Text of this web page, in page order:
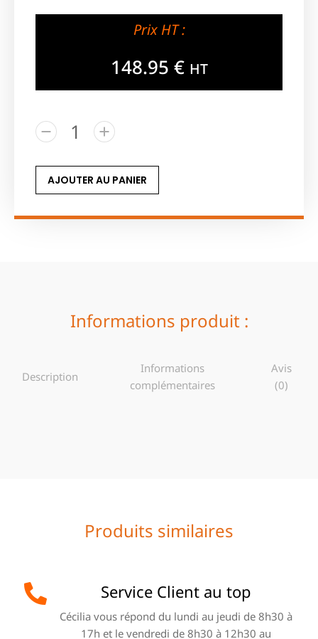
Prix HT :
148.95 € HT
AJOUTER AU PANIER
Informations produit :
Description
Informations
complémentaires
Avis
(0)
Produits similaires
Service Client au top
Cécilia vous répond du lundi au jeudi de 8h30 à
17h et le vendredi de 8h30 à 12h30 au